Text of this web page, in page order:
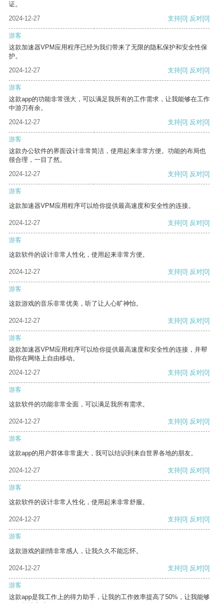
证。
2024-12-27
支持[0] 反对[0]
游客
这款加速器VPM应用程序已经为我们带来了无限的隐私保护和安全性保
护。
2024-12-27
支持[0] 反对[0]
游客
这款app的功能非常强大，可以满足我所有的工作需求，让我能够在工作
中游刃有余。
2024-12-27
支持[0] 反对[0]
游客
这款办公软件的界面设计非常简洁，使用起来非常方便。功能的布局也
很合理，一目了然。
2024-12-27
支持[0] 反对[0]
游客
这款加速器VPM应用程序可以给你提供最高速度和安全性的连接。
2024-12-27 支持[0] 反对[0]
游客
这款软件的设计非常人性化，使用起来非常方便。
2024-12-27 支持[0] 反对[0]
游客
这款游戏的音乐非常优美，听了让人心旷神怡。
2024-12-27 支持[0] 反对[0]
游客
这款加速器VPM应用程序可以给你提供最高速度和安全性的连接，并帮
助你在网络上自由移动。
2024-12-27
支持[0] 反对[0]
游客
这款软件的功能非常全面，可以满足我所有需求。
2024-12-27 支持[0] 反对[0]
游客
这款app的用户群体非常庞大，我可以结识到来自世界各地的朋友。
2024-12-27 支持[0] 反对[0]
游客
这款软件的设计非常人性化，使用起来非常舒服。
2024-12-27 支持[0] 反对[0]
游客
这款游戏的剧情非常感人，让我久久不能忘怀。
2024-12-27 支持[0] 反对[0]
游客
这款app是我工作上的得力助手，让我的工作效率提高了50%，让我能够